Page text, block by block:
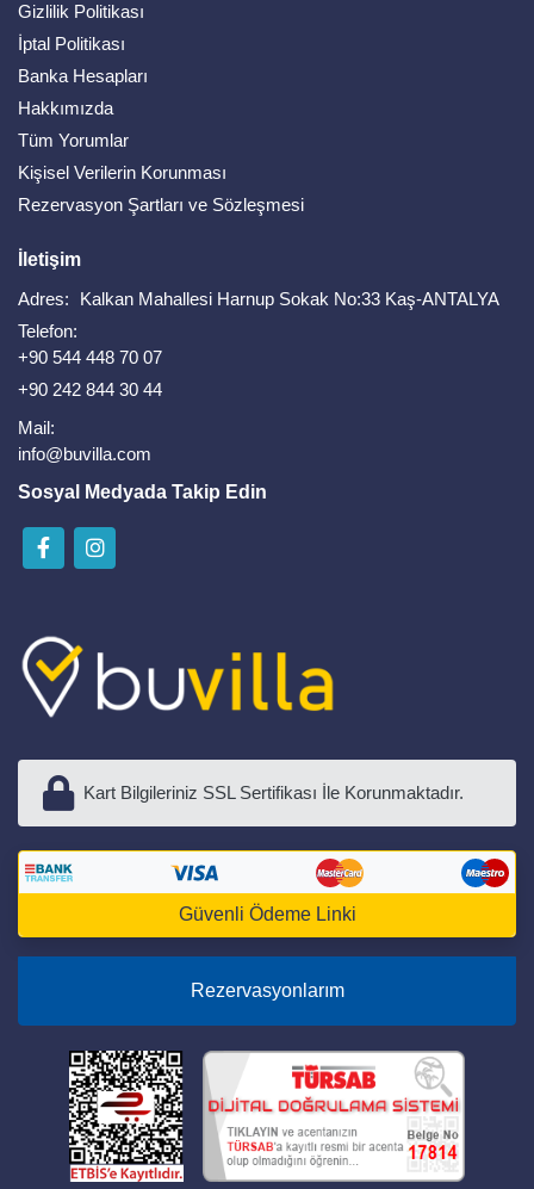
Gizlilik Politikası
İptal Politikası
Banka Hesapları
Hakkımızda
Tüm Yorumlar
Kişisel Verilerin Korunması
Rezervasyon Şartları ve Sözleşmesi
İletişim
Adres:
Kalkan Mahallesi Harnup Sokak No:33 Kaş-ANTALYA
Telefon:
+90 544 448 70 07
+90 242 844 30 44
Mail:
info@buvilla.com
Sosyal Medyada Takip Edin
Kart Bilgileriniz SSL Sertifikası İle Korunmaktadır.
Güvenli Ödeme Linki
Rezervasyonlarım